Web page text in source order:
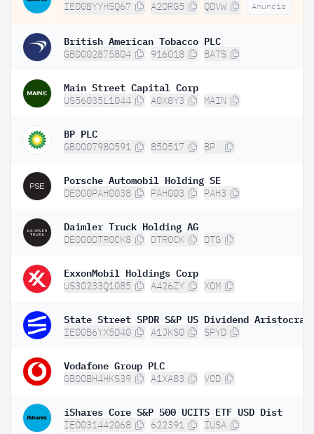
IE00BYYHSQ67 A2DRG5 QDVW Anuncio
British American Tobacco PLC
GB0002875804 916018 BATS
Main Street Capital Corp
US56035L1044 A0X8Y3 MAIN
BP PLC
GB0007980591 850517 BP.
Porsche Automobil Holding SE
DE000PAH0038 PAH003 PAH3
Daimler Truck Holding AG
DE000DTR0CK8 DTR0CK DTG
ExxonMobil Holdings Corp
US30233Q1085 A426ZY XOM
IE00B6YX5D40 A1JKS0 SPYD
Vodafone Group PLC
GB00BH4HKS39 A1XA83 VOD
iShares Core S&P 500 UCITS ETF USD Dist
IE0031442068 622391 IUSA